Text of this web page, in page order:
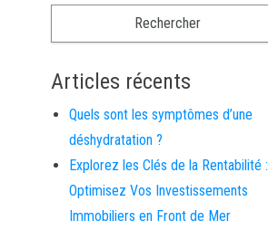
Articles récents
Quels sont les symptômes d’une
déshydratation ?
Explorez les Clés de la Rentabilité :
Optimisez Vos Investissements
Immobiliers en Front de Mer